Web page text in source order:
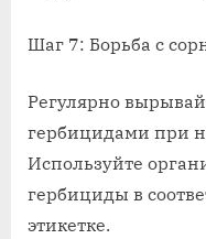
Шаг 7: Борьба с
Регулярно
гербицидами при
Используйте
гербициды в
этикетке.